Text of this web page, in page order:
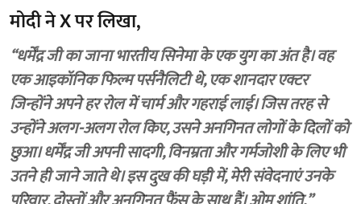
मोदी ने X पर लिखा,
“धर्मेंद्र जी का जाना भारतीय सिनेमा के एक युग का अंत है। वह
एक आइकॉनिक फिल्म पर्सनैलिटी थे, एक शानदार एक्टर
जिन्होंने अपने हर रोल में चार्म और गहराई लाई। जिस तरह से
उन्होंने अलग-अलग रोल किए, उसने अनगिनत लोगों के दिलों को
छुआ। धर्मेंद्र जी अपनी सादगी, विनम्रता और गर्मजोशी के लिए भी
उतने ही जाने जाते थे। इस दुख की घड़ी में, मेरी संवेदनाएं उनके